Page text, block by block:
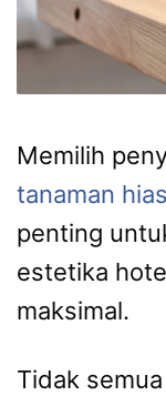
Memilih
tanaman hias
penting
estetika
maksimal.
Tidak